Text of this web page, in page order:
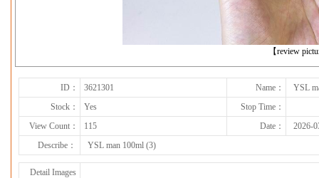
【review
ID： 3621301 Name：
YSL
Stock：
Yes
Stop Time：
View Count：
115 Date：
2026-
Describe：
YSL man 100ml (3)
Detail Images